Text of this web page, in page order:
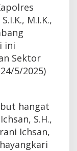
M.I.K.,
ini
Sektor
5/2025)
hangat
S.H.,
Ichsan,